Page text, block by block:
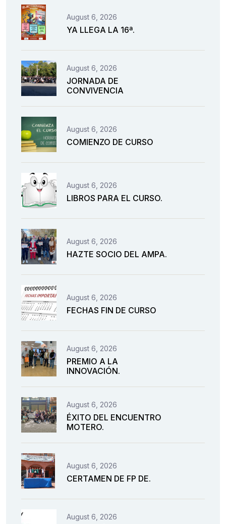
August 6, 2026
YA LLEGA LA 16ª.
August 6, 2026
JORNADA DE
CONVIVENCIA
August 6, 2026
COMIENZO DE CURSO
August 6, 2026
LIBROS PARA EL CURSO.
August 6, 2026
HAZTE SOCIO DEL AMPA.
August 6, 2026
FECHAS FIN DE CURSO
August 6, 2026
PREMIO A LA
INNOVACIÓN.
August 6, 2026
ÉXITO DEL ENCUENTRO
MOTERO.
August 6, 2026
CERTAMEN DE FP DE.
August 6, 2026